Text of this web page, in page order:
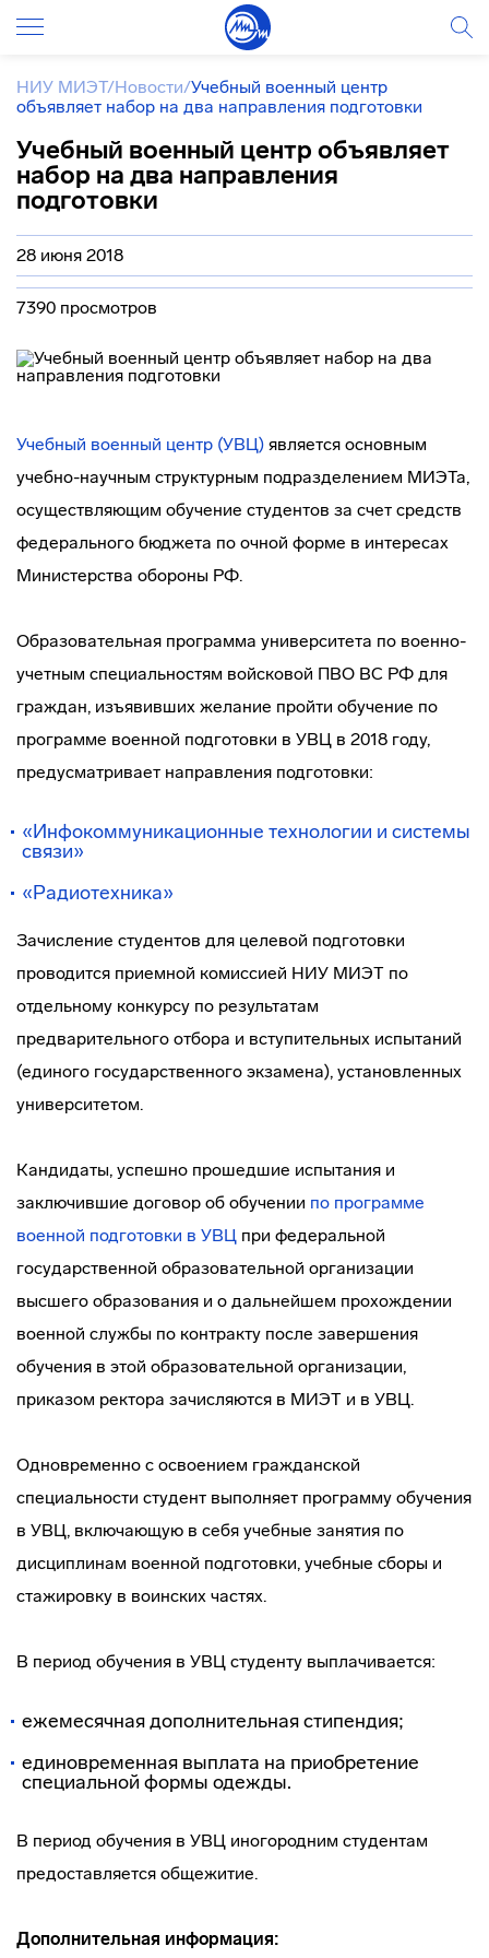
НИУ МИЭТ/Новости/Учебный военный центр
объявляет набор на два направления подготовки
Учебный военный центр объявляет
набор на два направления
подготовки
28 июня 2018
7390 просмотров
Учебный военный центр (УВЦ) является основным
учебно-научным структурным подразделением МИЭТа,
осуществляющим обучение студентов за счет средств
федерального бюджета по очной форме в интересах
Министерства обороны РФ.
Образовательная программа университета по военно-
учетным специальностям войсковой ПВО ВС РФ для
граждан, изъявивших желание пройти обучение по
программе военной подготовки в УВЦ в 2018 году,
предусматривает направления подготовки:
«Инфокоммуникационные технологии и системы
связи»
«Радиотехника»
Зачисление студентов для целевой подготовки
проводится приемной комиссией НИУ МИЭТ по
отдельному конкурсу по результатам
предварительного отбора и вступительных испытаний
(единого государственного экзамена), установленных
университетом.
Кандидаты, успешно прошедшие испытания и
заключившие договор об обучении по программе
военной подготовки в УВЦ при федеральной
государственной образовательной организации
высшего образования и о дальнейшем прохождении
военной службы по контракту после завершения
обучения в этой образовательной организации,
приказом ректора зачисляются в МИЭТ и в УВЦ.
Одновременно с освоением гражданской
специальности студент выполняет программу обучения
в УВЦ, включающую в себя учебные занятия по
дисциплинам военной подготовки, учебные сборы и
стажировку в воинских частях.
В период обучения в УВЦ студенту выплачивается:
ежемесячная дополнительная стипендия;
единовременная выплата на приобретение
специальной формы одежды.
В период обучения в УВЦ иногородним студентам
предоставляется общежитие.
Дополнительная информация: